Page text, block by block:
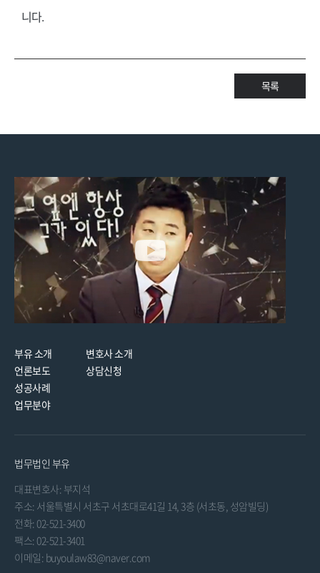
니다.
목록
부유 소개
언론보도
성공사례
업무분야
변호사 소개
상담신청
법무법인 부유
대표변호사: 부지석
주소: 서울특별시 서초구 서초대로41길 14, 3층 (서초동, 성암빌딩)
전화: 02-521-3400
팩스: 02-521-3401
이메일: buyoulaw83@naver.com